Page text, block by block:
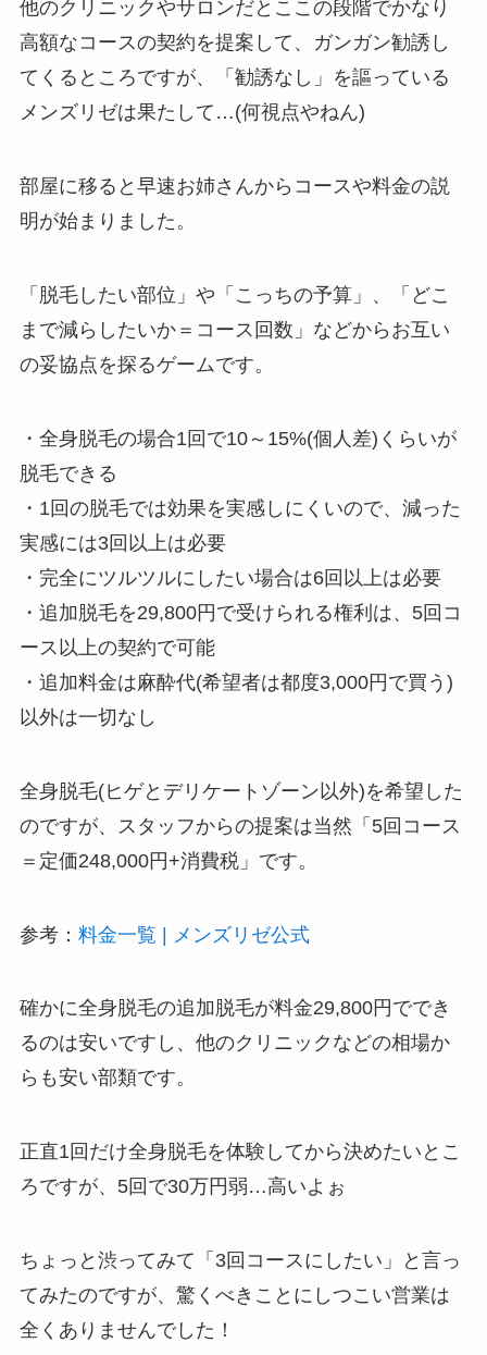
他のクリニックやサロンだとここの段階でかなり
高額なコースの契約を提案して、ガンガン勧誘し
てくるところですが、「勧誘なし」を謳っている
メンズリゼは果たして…(何視点やねん)
部屋に移ると早速お姉さんからコースや料金の説
明が始まりました。
「脱毛したい部位」や「こっちの予算」、「どこ
まで減らしたいか＝コース回数」などからお互い
の妥協点を探るゲームです。
・全身脱毛の場合1回で10～15%(個人差)くらいが
脱毛できる
・1回の脱毛では効果を実感しにくいので、減った
実感には3回以上は必要
・完全にツルツルにしたい場合は6回以上は必要
・追加脱毛を29,800円で受けられる権利は、5回コ
ース以上の契約で可能
・追加料金は麻酔代(希望者は都度3,000円で買う)
以外は一切なし
全身脱毛(ヒゲとデリケートゾーン以外)を希望した
のですが、スタッフからの提案は当然「5回コース
＝定価248,000円+消費税」です。
参考： 料金一覧 | メンズリゼ公式
確かに全身脱毛の追加脱毛が料金29,800円ででき
るのは安いですし、他のクリニックなどの相場か
らも安い部類です。
正直1回だけ全身脱毛を体験してから決めたいとこ
ろですが、5回で30万円弱…高いよぉ
ちょっと渋ってみて「3回コースにしたい」と言っ
てみたのですが、驚くべきことにしつこい営業は
全くありませんでした！